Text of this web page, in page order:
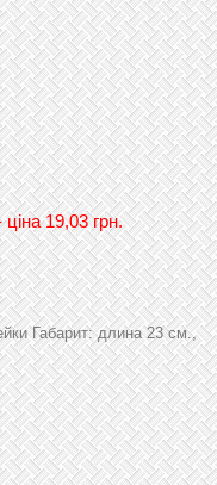
19,03 грн.
Габарит: длина 23 см.,